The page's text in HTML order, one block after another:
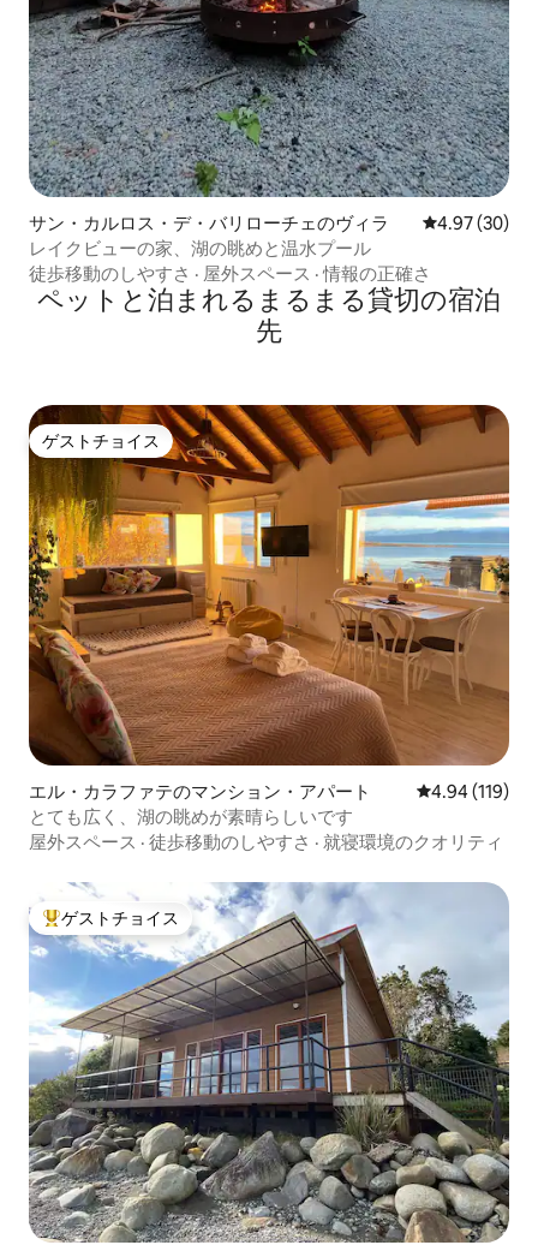
サン・カルロス・デ・バリローチェのヴィラ レビュー30
4.97 (30)
レイクビューの家、湖の眺めと温水プール
徒歩移動のしやすさ · 屋外スペース ·情報の正確さ
ペットと泊まれるまるまる貸切の宿泊
先
ゲストチョイス
ゲストチョイス
エル・カラファテのマンション・アパート レビュー119
4.94 (119)
とても広く、湖の眺めが素晴らしいです
屋外スペース · 徒歩移動のしやすさ · 就寝環境のクオリティ
大好評のゲストチョイスです。
ゲストチョイス